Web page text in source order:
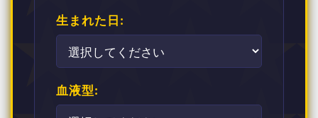
生まれた日:
血液型: